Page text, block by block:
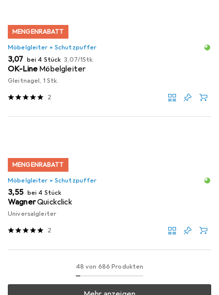
MENGENRABATT
Möbelgleiter + Schutzpuffer
EUR
3,07 bei 4 Stück EUR
3,07/1Stk.
OK-Line Möbelgleiter
Gleitnagel, 1 Stk.
2
MENGENRABATT
Möbelgleiter + Schutzpuffer
EUR
3,55 bei 4 Stück
WagnerQuickclick
Universalgleiter
2
48 von 686 Produkten